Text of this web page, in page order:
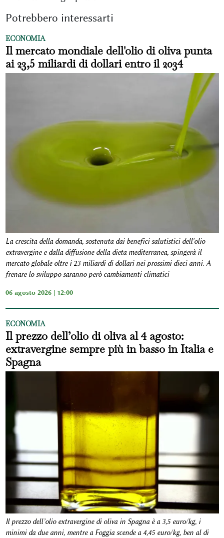
Potrebbero interessarti
ECONOMIA
Il mercato mondiale dell'olio di oliva punta
ai 23,5 miliardi di dollari entro il 2034
La crescita della domanda, sostenuta dai benefici salutistici dell'olio
extravergine e dalla diffusione della dieta mediterranea, spingerà il
mercato globale oltre i 23 miliardi di dollari nei prossimi dieci anni. A
frenare lo sviluppo saranno però cambiamenti climatici
06 agosto 2026 | 12:00
ECONOMIA
Il prezzo dell’olio di oliva al 4 agosto:
extravergine sempre più in basso in Italia e
Spagna
Il prezzo dell’olio extravergine di oliva in Spagna è a 3,5 euro/kg, i
minimi da due anni, mentre a Foggia scende a 4,45 euro/kg, ben al di